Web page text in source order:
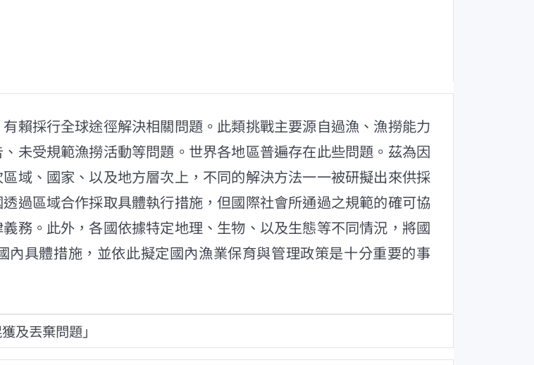
賴採行全球途徑解決相關問題。此類挑戰主要源自過漁、漁撈能力
未受規範漁撈活動等問題。世界各地區普遍存在此些問題。茲為因
域、國家、以及地方層次上，不同的解決方法一一被研擬出來供採
過區域合作採取具體執行措施，但國際社會所通過之規範的確可協
務。此外，各國依據特定地理、生物、以及生態等不同情況，將國
具體措施，並依此擬定國內漁業保育與管理政策是十分重要的事
及丟棄問題」